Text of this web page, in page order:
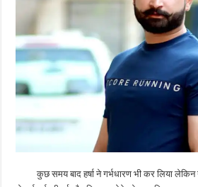
कुछ समय बाद हर्षा ने गर्भधारण भी कर लिया लेकिन